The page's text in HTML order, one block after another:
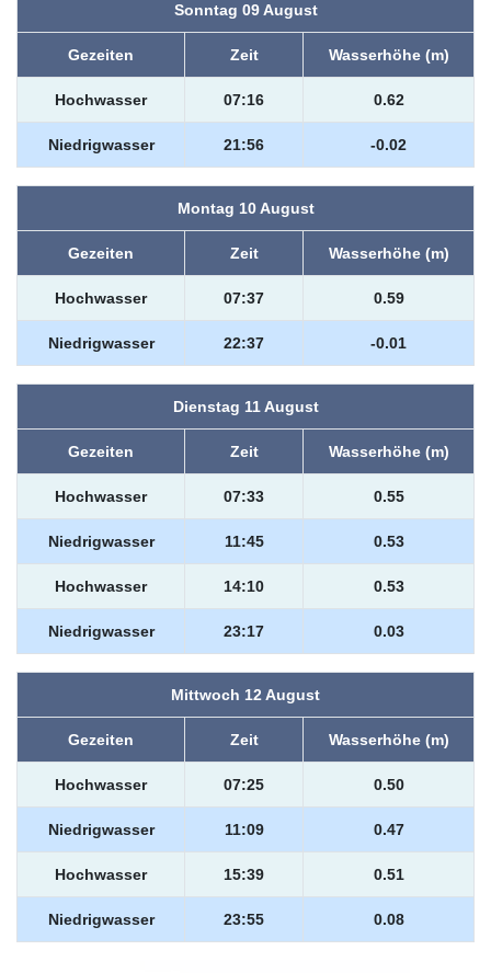
Sonntag 09 August
Gezeiten Zeit Wasserhöhe (m)
Hochwasser 07:16 0.62
Niedrigwasser 21:56 -0.02
Montag 10 August
Gezeiten Zeit Wasserhöhe (m)
Hochwasser 07:37 0.59
Niedrigwasser 22:37 -0.01
Dienstag 11 August
Gezeiten Zeit Wasserhöhe (m)
Hochwasser 07:33 0.55
Niedrigwasser 11:45 0.53
Hochwasser 14:10 0.53
Niedrigwasser 23:17 0.03
Mittwoch 12 August
Gezeiten Zeit Wasserhöhe (m)
Hochwasser 07:25 0.50
Niedrigwasser 11:09 0.47
Hochwasser 15:39 0.51
Niedrigwasser 23:55 0.08